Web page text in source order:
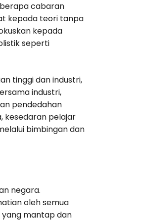
cabaran
kepada teori tanpa
kepada
seperti
tinggi dan industri,
industri,
pendedahan
kesedaran pelajar
bimbingan dan
negara.
oleh semua
yang mantap dan